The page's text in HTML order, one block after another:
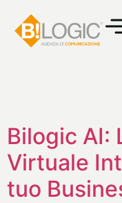
Bilogic AI:
Virtuale
tuo